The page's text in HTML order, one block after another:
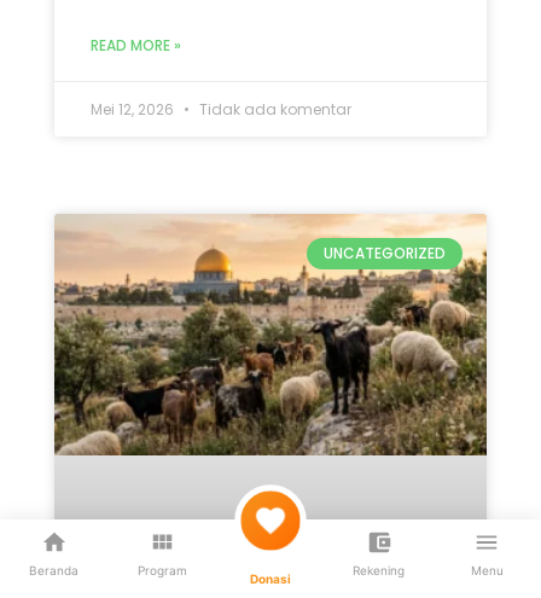
READ MORE »
Mei 12, 2026 Tidak ada komentar
UNCATEGORIZED
Beranda Program
Donasi
Rekening Menu